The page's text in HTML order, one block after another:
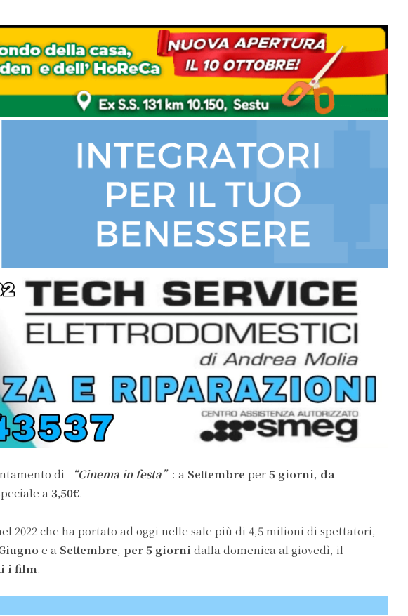
di “Cinema in festa” : a Settembre per5 giorni, da
a 3,50€.
2022 che ha portato ad oggi nelle sale più di 4,5 milioni di spettatori,
e a Settembre, per 5 giorni dalla domenica al giovedì, il
i film.